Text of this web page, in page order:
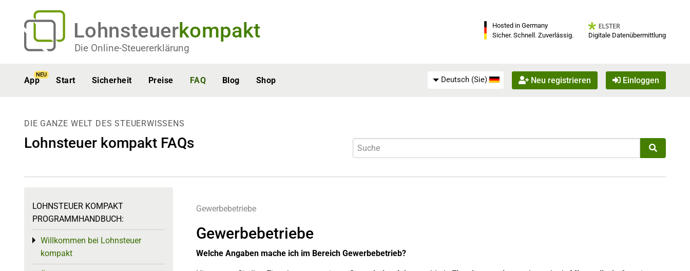
Lohnsteuerkompakt
Die Online-Steuererklärung
Hosted in Germany
Sicher. Schnell. Zuverlässig.
Digitale Datenübermittlung
App
NEU
Start Sicherheit Preise FAQ Blog Shop Deutsch (Sie) Neu registrieren Einloggen
DIE GANZE WELT DES STEUERWISSENS
Lohnsteuer kompakt FAQs
Gewerbebetriebe
Gewerbebetriebe
Welche Angaben mache ich im Bereich Gewerbebetrieb?
LOHNSTEUER KOMPAKT
PROGRAMMHANDBUCH:
Willkommen bei Lohnsteuer
kompakt
Toggle menu